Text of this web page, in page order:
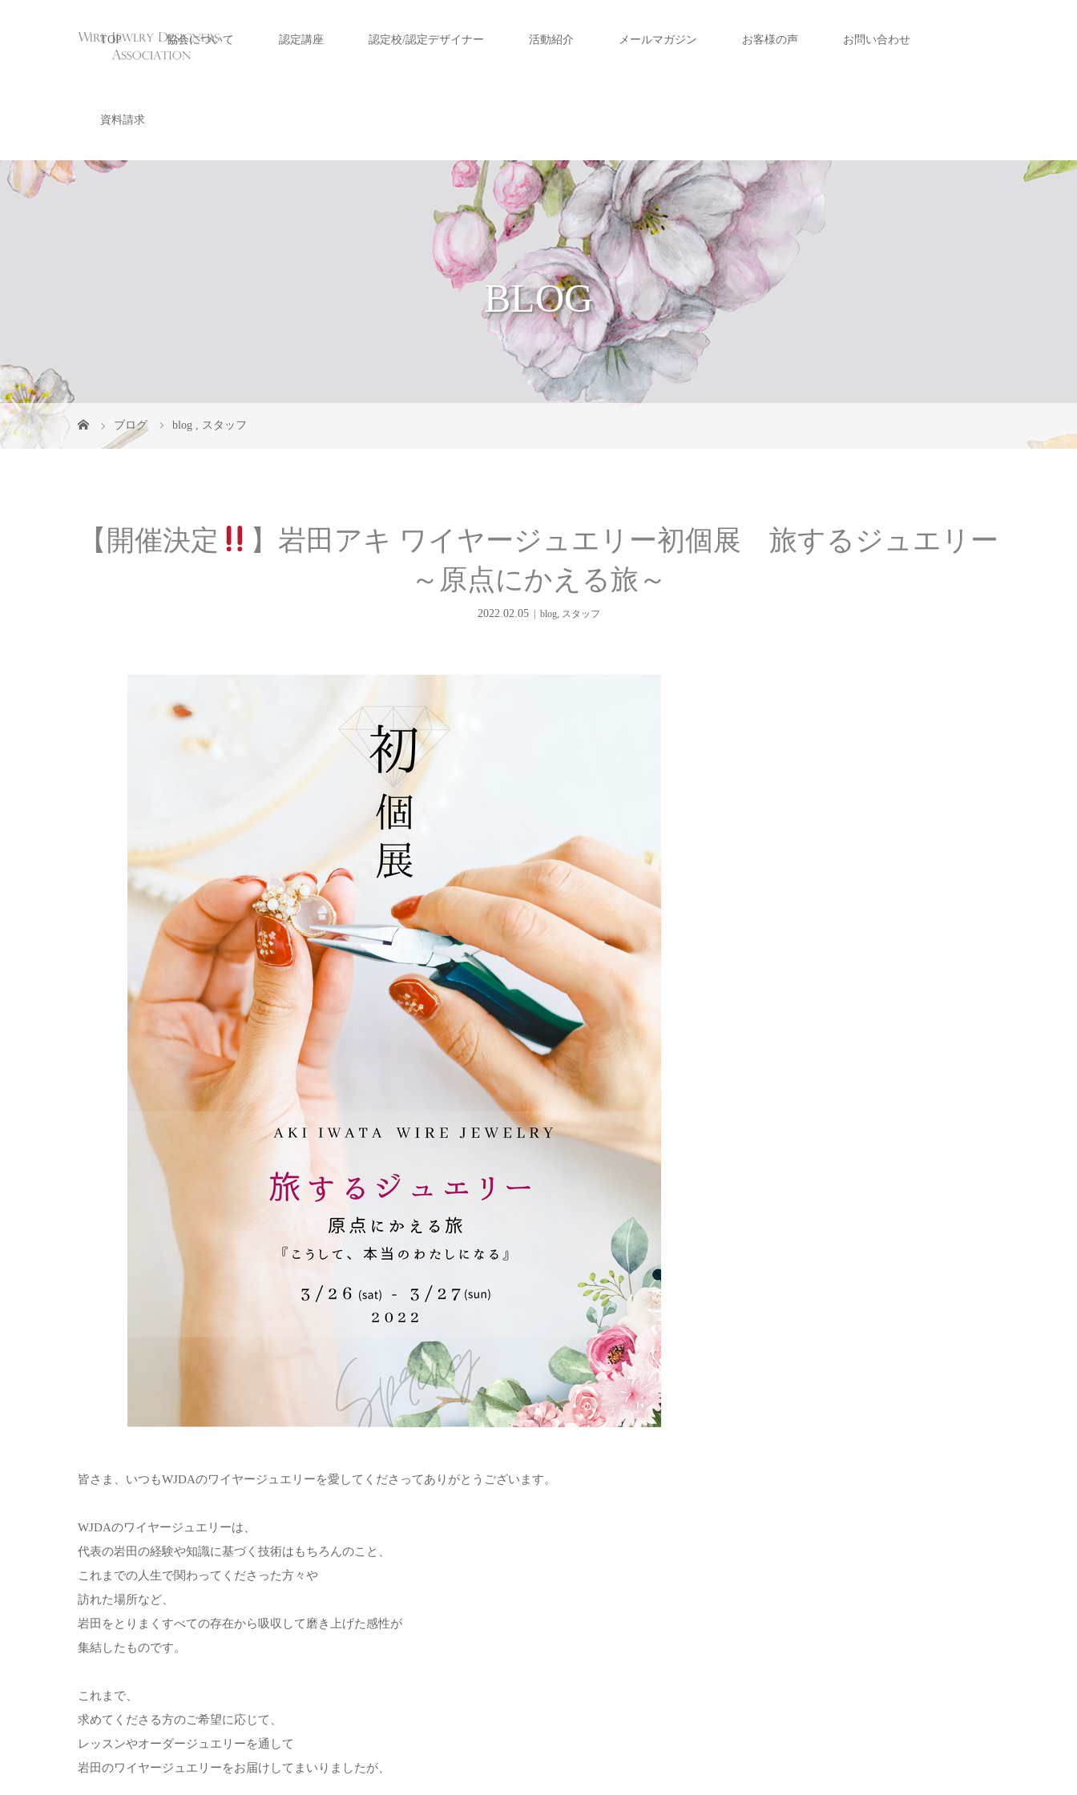
TOP 協会について 認定講座 認定校/認定デザイナー 活動紹介 メールマガジン お客様の声 お問い合わせ
資料請求
BLOG
ブログ blog , スタッフ
【開催決定
】岩田アキ ワイヤージュエリー初個展 旅するジュエリー
～原点にかえる旅～
2022.02.05 blog, スタッフ
皆さま、いつもWJDAのワイヤージュエリーを愛してくださってありがとうございます。
WJDAのワイヤージュエリーは、
代表の岩田の経験や知識に基づく技術はもちろんのこと、
これまでの人生で関わってくださった方々や
訪れた場所など、
岩田をとりまくすべての存在から吸収して磨き上げた感性が
集結したものです。
これまで、
求めてくださる方のご希望に応じて、
レッスンやオーダージュエリーを通して
岩田のワイヤージュエリーをお届けしてまいりましたが、